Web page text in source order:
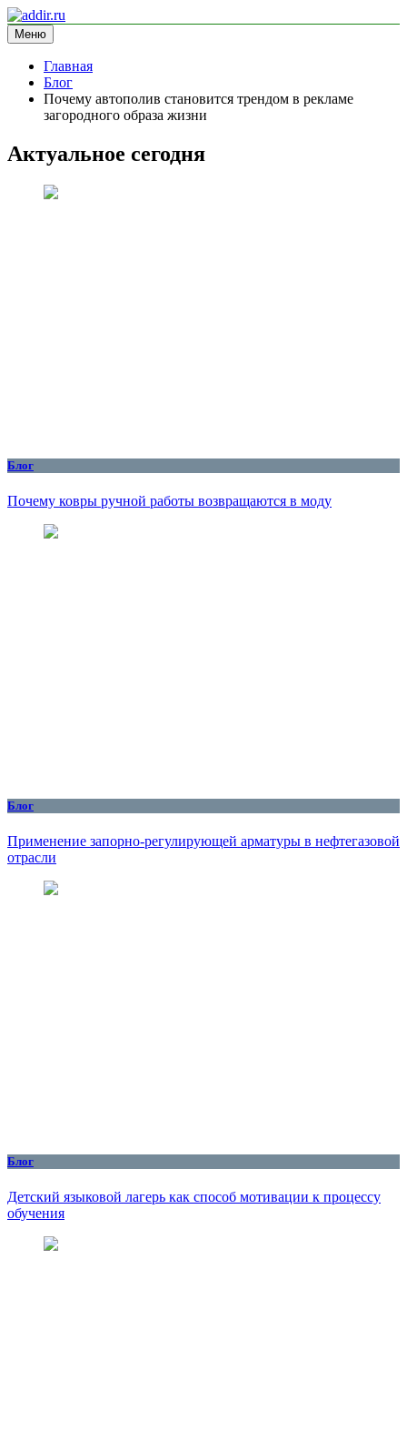
Перейти
к
содержимому
addir.ru
блог про маркетинг
Меню
Главная
Блог
Почему автополив становится трендом в рекламе
загородного образа жизни
Актуальное сегодня
Блог
Почему ковры ручной работы возвращаются в моду
Блог
Применение запорно-регулирующей арматуры в нефтегазовой
отрасли
Блог
Детский языковой лагерь как способ мотивации к процессу
обучения